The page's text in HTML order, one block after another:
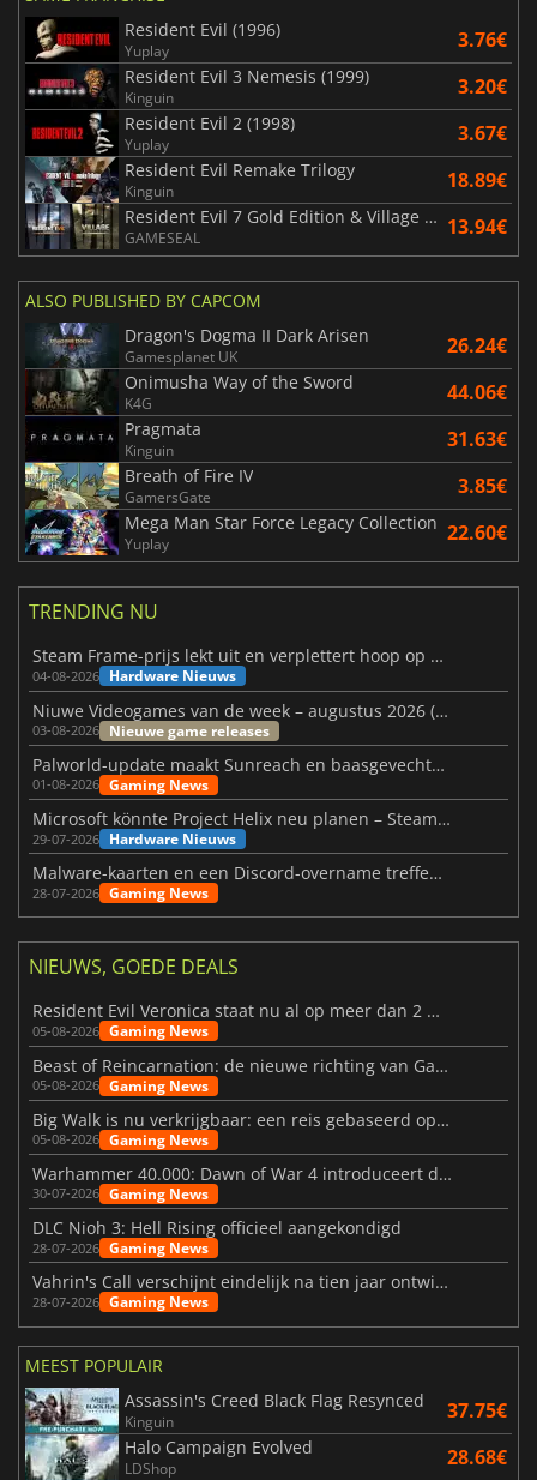
Resident Evil (1996)
Yuplay 3.76€
Resident Evil 3 Nemesis (1999)
Kinguin 3.20€
Resident Evil 2 (1998)
Yuplay 3.67€
Resident Evil Remake Trilogy
Kinguin 18.89€
Resident Evil 7 Gold Edition & Village Gold Edition
GAMESEAL 13.94€
ALSO PUBLISHED BY CAPCOM
Dragon's Dogma II Dark Arisen
Gamesplanet UK 26.24€
Onimusha Way of the Sword
K4G 44.06€
Pragmata
Kinguin 31.63€
Breath of Fire IV
GamersGate 3.85€
Mega Man Star Force Legacy Collection
Yuplay 22.60€
TRENDING NU
Steam Frame-prijs lekt uit en verplettert hoop op betaalbare VR
04-08-2026 Hardware Nieuws
Niuwe Videogames van de week – augustus 2026 (week 32)
03-08-2026 Nieuwe game releases
Palworld-update maakt Sunreach en baasgevechten stabieler
01-08-2026 Gaming News
Microsoft könnte Project Helix neu planen – Steam-Support wackelt
29-07-2026 Hardware Nieuws
Malware-kaarten en een Discord-overname treffen Meccha Chameleon
28-07-2026 Gaming News
NIEUWS, GOEDE DEALS
Resident Evil Veronica staat nu al op meer dan 2 miljoen verlanglijstjes
05-08-2026 Gaming News
Beast of Reincarnation: de nieuwe richting van Game Freak
05-08-2026 Gaming News
Big Walk is nu verkrijgbaar: een reis gebaseerd op vriendschap
05-08-2026 Gaming News
Warhammer 40.000: Dawn of War 4 introduceert de Necron-factie
30-07-2026 Gaming News
DLC Nioh 3: Hell Rising officieel aangekondigd
28-07-2026 Gaming News
Vahrin's Call verschijnt eindelijk na tien jaar ontwikkeling
28-07-2026 Gaming News
MEEST POPULAIR
Assassin's Creed Black Flag Resynced
Kinguin 37.75€
Halo Campaign Evolved
LDShop 28.68€